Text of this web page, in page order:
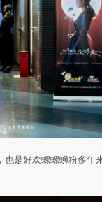
是好欢螺螺蛳粉多年